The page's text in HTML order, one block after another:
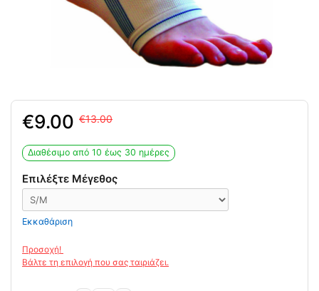
13.00
was:
13.00€.
9.00
τιμή
είναι:
9.00€.
Διαθέσιμο από 10 έως 30 ημέρες
Επιλέξτε Μέγεθος
Εκκαθάριση